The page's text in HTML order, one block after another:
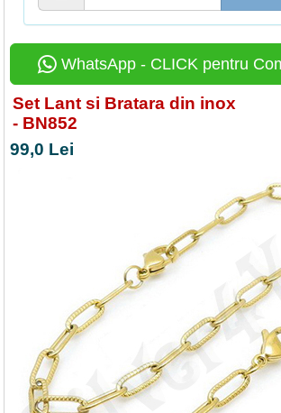
WhatsApp - CLICK pentru
Set Lant si Bratara din inox
- BN852
99,0 Lei